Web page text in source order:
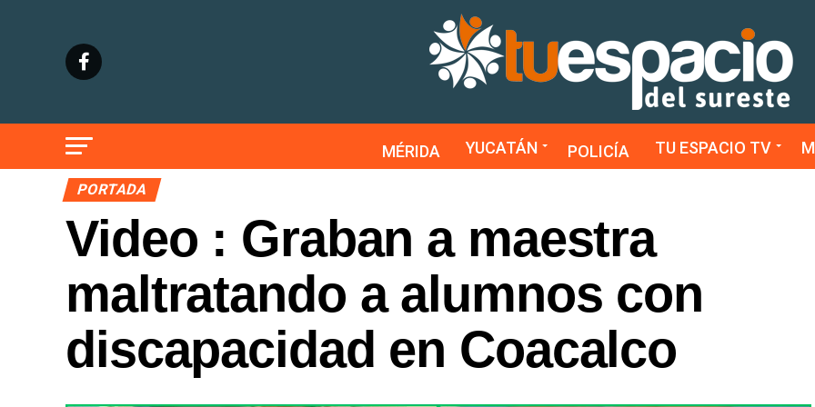
MÉRIDA YUCATÁN POLICÍA TU ESPACIO TV
PORTADA
Video : Graban a maestra
maltratando a alumnos con
discapacidad en Coacalco